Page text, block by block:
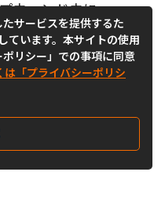
ウィンドウに、
商品名】をサイ
（※ショッピン
る商品情報をそ
でもそのままコ
を入力したら
サービスを提供するた
ています。本サイトの使用
リシー」での事項に同意
は「プライバシーポリシ